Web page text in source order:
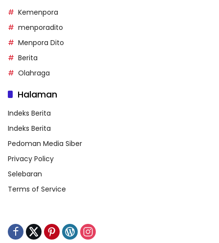
Kemenpora
menporadito
Menpora Dito
Berita
Olahraga
Halaman
Indeks Berita
Indeks Berita
Pedoman Media Siber
Privacy Policy
Selebaran
Terms of Service